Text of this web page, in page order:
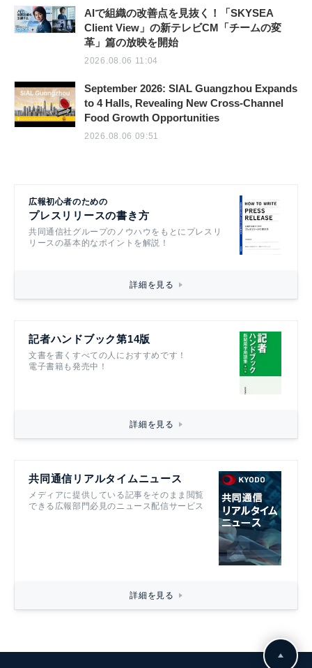
AIで組織の改善点を見抜く！「SKYSEA
Client View」の新テレビCM「チームの変
革」篇の放映を開始
2026.08.06 11:04
September 2026: SIAL Guangzhou Expands
to 4 Halls, Revealing New Cross-Channel
Food Growth Opportunities
2026.08.06 09:51
広報初心者のための
プレスリリースの書き方
共同通信社グループのノウハウをもとにプレスリ
リースの基本的なポイントを解説！
詳細を見る
記者ハンドブック第14版
文書を書くすべての人におすすめです！
電子書籍も発売中！
詳細を見る
共同通信リアルタイムニュース
メディアに提供している記事をそのまま閲覧
できる広報部門必見のニュース配信サービス
詳細を見る